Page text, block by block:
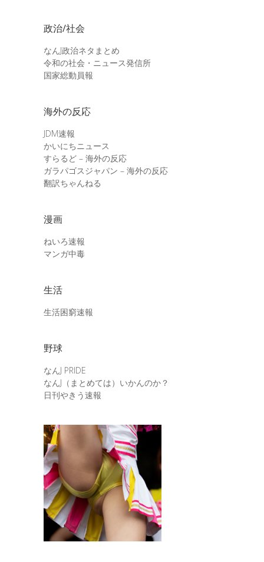
政治/社会
なんJ政治ネタまとめ
令和の社会・ニュース発信所
国家総動員報
海外の反応
JDM速報
かいにちニュース
すらるど – 海外の反応
ガラパゴスジャパン – 海外の反応
翻訳ちゃんねる
漫画
ねいろ速報
マンガ中毒
生活
生活困窮速報
野球
なんJ PRIDE
なんJ（まとめては）いかんのか？
日刊やきう速報